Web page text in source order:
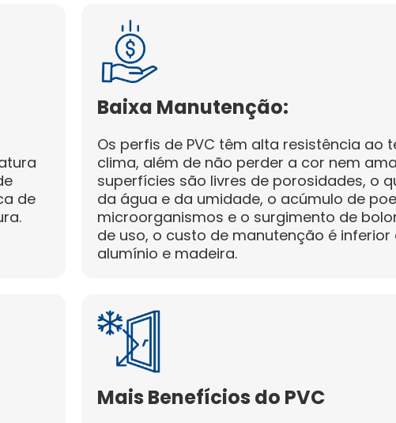
de
Baixa Manutenção:
Os perfis de PVC têm alta resistência ao
clima, além de não perder a cor nem
superfícies são livres de porosidades, o
da água e da umidade, o acúmulo de
microorganismos e o surgimento de
de uso, o custo de manutenção é
alumínio e madeira.
Mais Benefícios do PVC